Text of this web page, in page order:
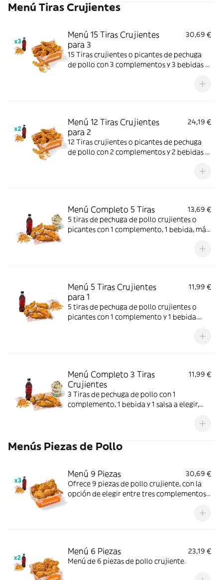
Menú Tiras Crujientes
Menú 15 Tiras Crujientes
para 3
30,69 €
15 Tiras crujientes o picantes de pechuga
de pollo con 3 complementos y 3 bebidas a
Menú 12 Tiras Crujientes
para 2
24,19 €
12 Tiras crujientes o picantes de pechuga
de pollo con 2 complementos y 2 bebidas a
Menú Completo 5 Tiras
13,69 €
5 tiras de pechuga de pollo crujientes o
picantes con 1 complemento, 1 bebida, más
Menú 5 Tiras Crujientes
para 1
11,99 €
5 tiras de pechuga de pollo crujientes o
picantes con 1 complemento y 1 bebida.
Menú Completo 3 Tiras
Crujientes
11,99 €
3 Tiras de pechuga de pollo con 1
complemento, 1 bebida y 1 salsa a elegir,
Menús Piezas de Pollo
Menú 9 Piezas
30,69 €
Ofrece 9 piezas de pollo crujiente, con la
opción de elegir entre tres complementos
Menú 6 Piezas
23,19 €
Menú de 6 piezas de pollo crujiente.